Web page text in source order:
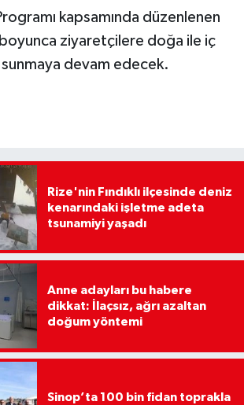
kapsamında düzenlenen
ziyaretçilere doğa ile iç
devam edecek.
Rize'nin Fındıklı ilçesinde deniz
kenarındaki işletme adeta
tsunamiyi yaşadı
Anne adayları bu habere
dikkat: İlaçsız, ağrı azaltan
doğum yöntemi
Sinop’ta 100 bin fidan toprakla